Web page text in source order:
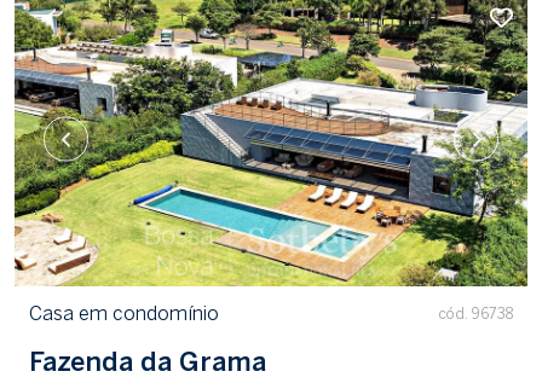
Casa em condomínio cód. 96738
Fazenda da Grama